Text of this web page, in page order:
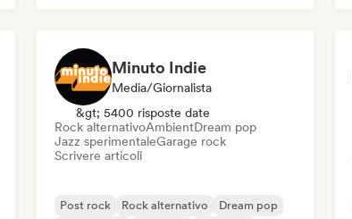
Minuto Indie
Media/Giornalista
&gt; 5400 risposte date
Rock alternativoAmbientDream pop
Jazz sperimentaleGarage rock
Scrivere articoli
Post rock Rock alternativo
Dream pop